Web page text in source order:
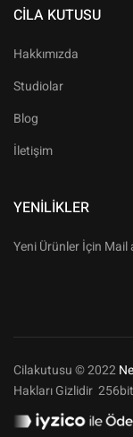
CILA KUTUSU
Hakkımızda
Studiolar
Blog
İletişim
YENILIKLER
Yeni Ürünler İçin
Cilakutusu © 2022
Hakları Gizlidir